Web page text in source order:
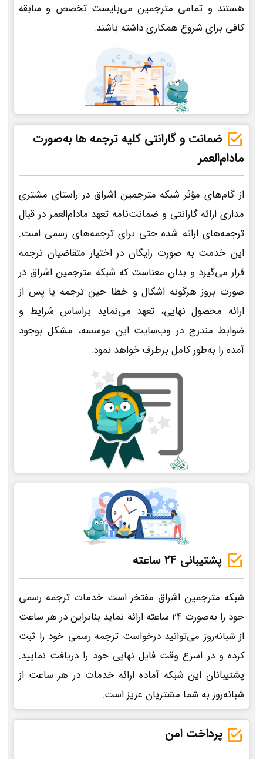
هستند و تمامی مترجمین می‌بایست تخصص و سابقه
کافی برای شروع همکاری داشته باشند.
ضمانت و گارانتی کلیه ترجمه ها به‌صورت
مادام‌العمر
از گام‌های مؤثر شبکه مترجمین اشراق در راستای مشتری
مداری ارائه گارانتی و ضمانت‌نامه تعهد مادام‌العمر در قبال
ترجمه‌های ارائه شده حتی برای ترجمه‌های رسمی است.
این خدمت به صورت رایگان در اختیار متقاضیان ترجمه
قرار می‌گیرد و بدان معناست که شبکه مترجمین اشراق در
صورت بروز هرگونه اشکال و خطا حین ترجمه یا پس از
ارائه محصول نهایی، تعهد می‌نماید براساس شرایط و
ضوابط مندرج در وب‌سایت این موسسه، مشکل بوجود
آمده را به‌طور کامل برطرف خواهد نمود.
پشتیبانی 24 ساعته
شبکه مترجمین اشراق مفتخر است خدمات ترجمه رسمی
خود را به‌صورت 24 ساعته ارائه نماید بنابراین در هر ساعت
از شبانه‌روز می‌توانید درخواست ترجمه رسمی خود را ثبت
کرده و در اسرع وقت فایل نهایی خود را دریافت نمایید.
پشتیبانان این شبکه آماده ارائه خدمات در هر ساعت از
شبانه‌روز به شما مشتریان عزیز است.
پرداخت امن